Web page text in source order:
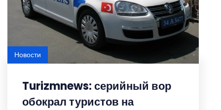
Turizmnews: серийный вор
обокрал туристов на
Новости